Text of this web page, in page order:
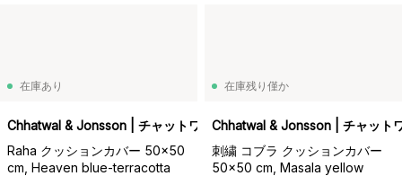
在庫あり
Chhatwal & Jonsson | チャットワル＆ヨンソン
Raha クッションカバー 50x50
cm, Heaven blue-terracotta
在庫残り僅か
Chhatwal & Jonsson | チャット
刺繍 コブラ クッションカバー
50x50 cm, Masala yellow